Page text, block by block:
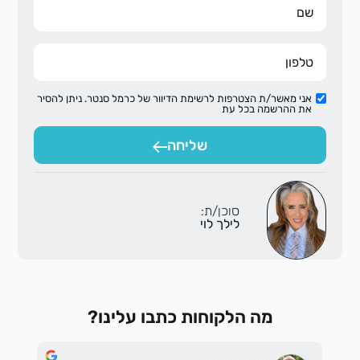
אני מאשר/ת הצטרפות לרשימת הדיוור של כרמל סנטר. ניתן להסיר
את ההרשמה בכל עת
שליחה
סוכן/ת:
לילך לוי
מה הלקוחות כתבו עלינו?